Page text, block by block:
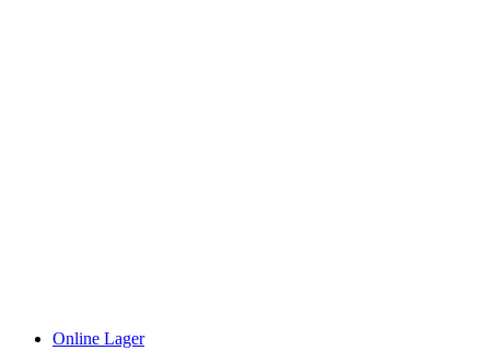
Online Lager